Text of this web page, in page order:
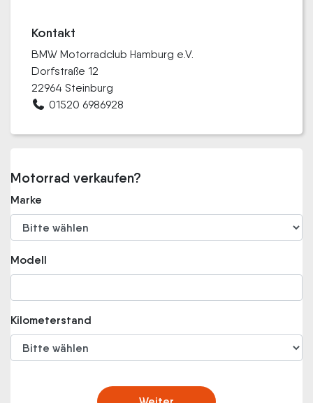
Kontakt
BMW Motorradclub Hamburg e.V.
Dorfstraße 12
22964 Steinburg
01520 6986928
Motorrad verkaufen?
Marke
Modell
Kilometerstand